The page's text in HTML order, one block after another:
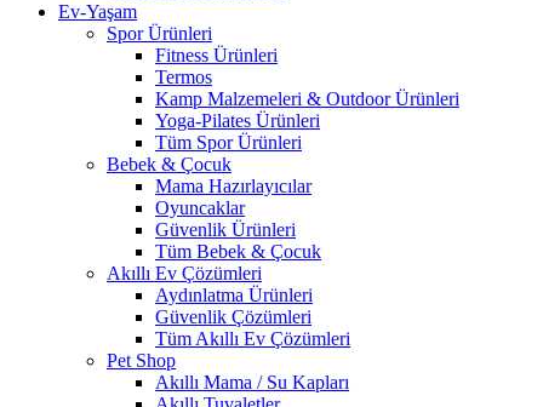
Ev-Yaşam
Spor Ürünleri
Fitness Ürünleri
Termos
Kamp Malzemeleri & Outdoor Ürünleri
Yoga-Pilates Ürünleri
Tüm Spor Ürünleri
Bebek & Çocuk
Mama Hazırlayıcılar
Oyuncaklar
Güvenlik Ürünleri
Tüm Bebek & Çocuk
Akıllı Ev Çözümleri
Aydınlatma Ürünleri
Güvenlik Çözümleri
Tüm Akıllı Ev Çözümleri
Pet Shop
Akıllı Mama / Su Kapları